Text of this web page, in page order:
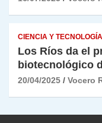
CIENCIA Y TECNOLOGÍA
Los Ríos da el
biotecnológico
20/04/2025 Vocero